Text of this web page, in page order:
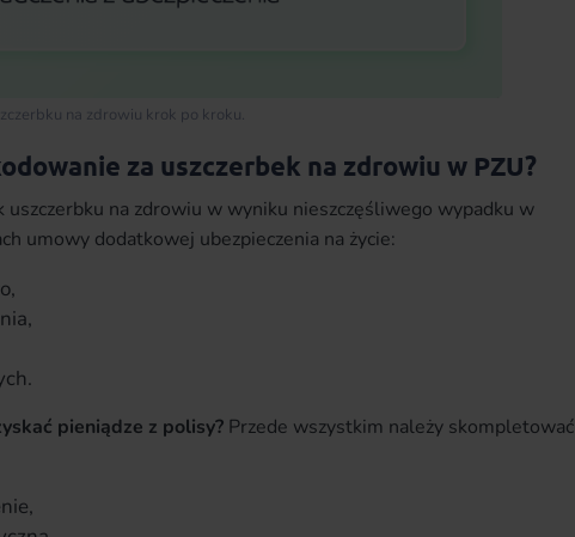
na zdrowiu krok po kroku.
za uszczerbek na zdrowiu w PZU?
uszczerbku na zdrowiu w wyniku nieszczęśliwego wypadku w
umowy dodatkowej ubezpieczenia na życie:
pieniądze z polisy? Przede wszystkim należy skompletować